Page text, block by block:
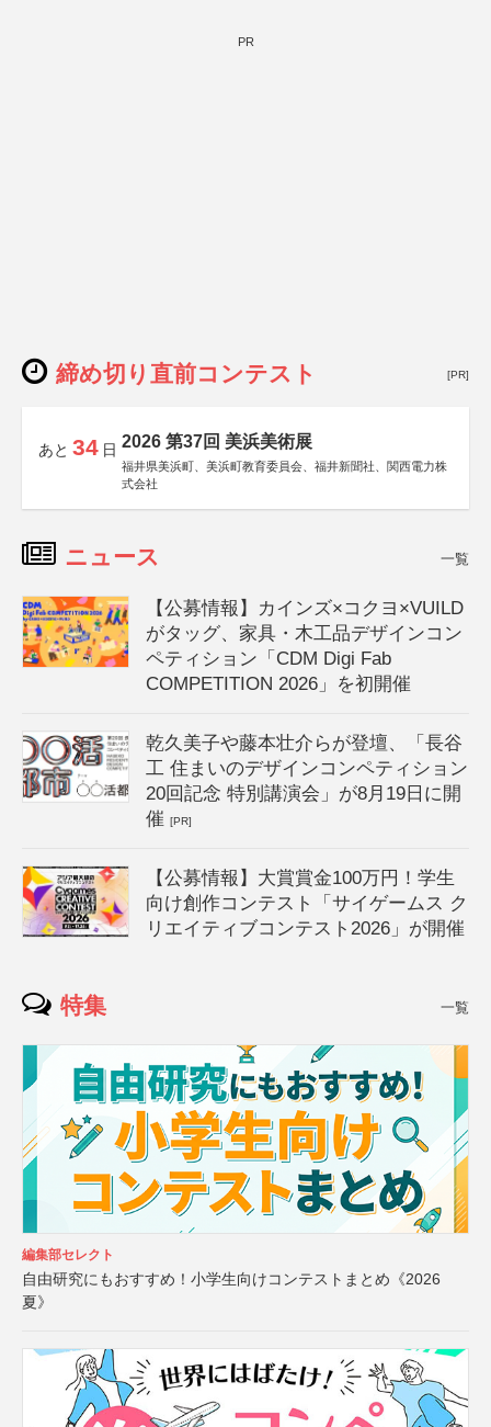
PR
締め切り直前コンテスト [PR]
あと 34 日 2026 第37回 美浜美術展
福井県美浜町、美浜町教育委員会、福井新聞社、関西電力株
式会社
ニュース 一覧
【公募情報】カインズ×コクヨ×VUILD
がタッグ、家具・木工品デザインコン
ペティション「CDM Digi Fab
COMPETITION 2026」を初開催
乾久美子や藤本壮介らが登壇、「長谷
工 住まいのデザインコンペティション
20回記念 特別講演会」が8月19日に開
催[PR]
【公募情報】大賞賞金100万円！学生
向け創作コンテスト「サイゲームス ク
リエイティブコンテスト2026」が開催
特集 一覧
編集部セレクト
自由研究にもおすすめ！小学生向けコンテストまとめ《2026
夏》